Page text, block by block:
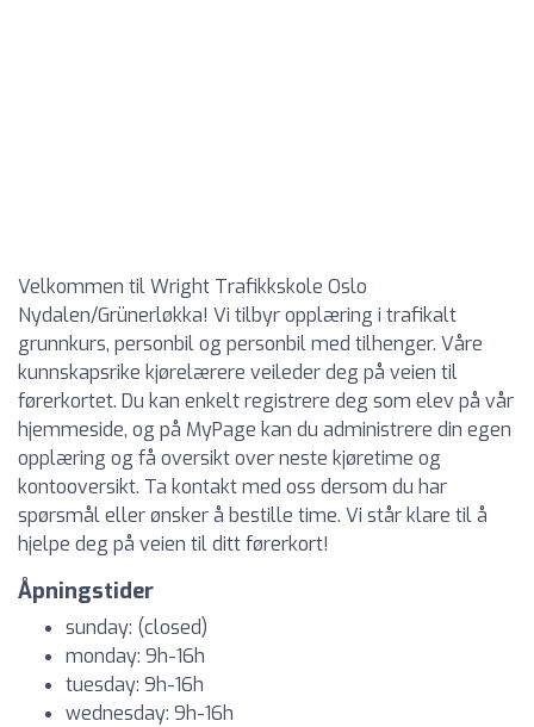
Velkommen til Wright Trafikkskole Oslo
Nydalen/Grünerløkka! Vi tilbyr opplæring i trafikalt
grunnkurs, personbil og personbil med tilhenger. Våre
kunnskapsrike kjørelærere veileder deg på veien til
førerkortet. Du kan enkelt registrere deg som elev på vår
hjemmeside, og på MyPage kan du administrere din egen
opplæring og få oversikt over neste kjøretime og
kontooversikt. Ta kontakt med oss dersom du har
spørsmål eller ønsker å bestille time. Vi står klare til å
hjelpe deg på veien til ditt førerkort!
Åpningstider
sunday: (closed)
monday: 9h-16h
tuesday: 9h-16h
wednesday: 9h-16h